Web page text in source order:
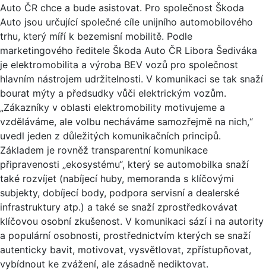
Auto ČR chce a bude asistovat. Pro společnost Škoda
Auto jsou určující společné cíle unijního automobilového
trhu, který míří k bezemisní mobilitě. Podle
marketingového ředitele Škoda Auto ČR Libora Šediváka
je elektromobilita a výroba BEV vozů pro společnost
hlavním nástrojem udržitelnosti. V komunikaci se tak snaží
bourat mýty a předsudky vůči elektrickým vozům.
„Zákazníky v oblasti elektromobility motivujeme a
vzděláváme, ale volbu necháváme samozřejmě na nich,“
uvedl jeden z důležitých komunikačních principů.
Základem je rovněž transparentní komunikace
připravenosti „ekosystému“, který se automobilka snaží
také rozvíjet (nabíjecí huby, memoranda s klíčovými
subjekty, dobíjecí body, podpora servisní a dealerské
infrastruktury atp.) a také se snaží zprostředkovávat
klíčovou osobní zkušenost. V komunikaci sází i na autority
a populární osobnosti, prostřednictvím kterých se snaží
autenticky bavit, motivovat, vysvětlovat, zpřístupňovat,
vybídnout ke zvážení, ale zásadně nediktovat.